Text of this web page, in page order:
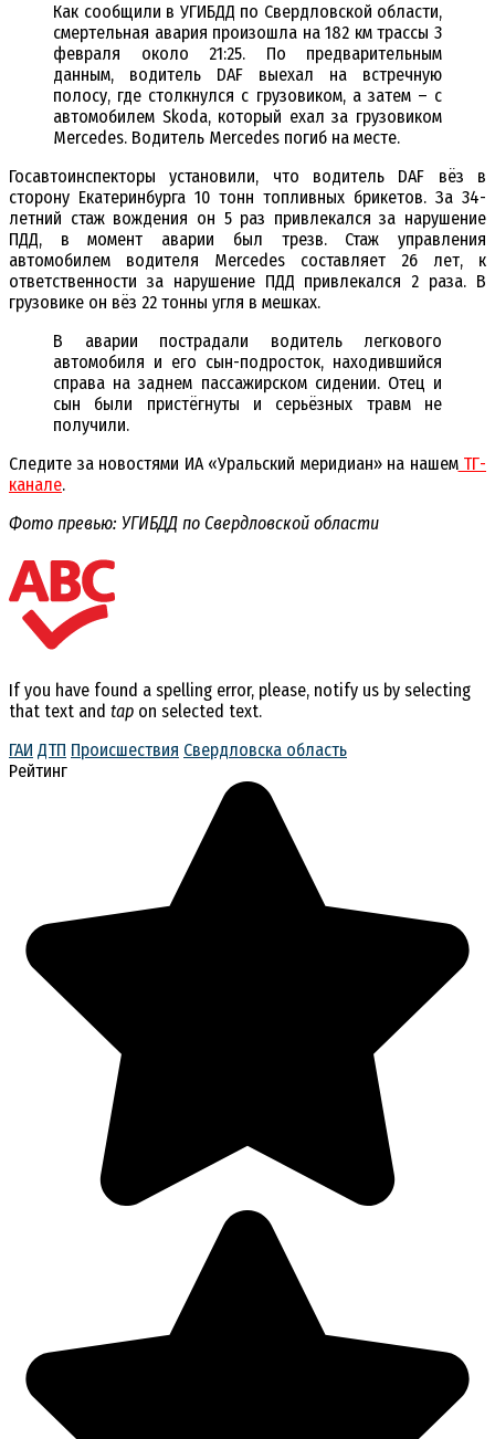
Как сообщили в УГИБДД по Свердловской области,
смертельная авария произошла на 182 км трассы 3
февраля около 21:25. По предварительным
данным, водитель DAF выехал на встречную
полосу, где столкнулся с грузовиком, а затем – с
автомобилем Skoda, который ехал за грузовиком
Mercedes. Водитель Mercedes погиб на месте.
Госавтоинспекторы установили, что водитель DAF вёз в
сторону Екатеринбурга 10 тонн топливных брикетов. За 34-
летний стаж вождения он 5 раз привлекался за нарушение
ПДД, в момент аварии был трезв. Стаж управления
автомобилем водителя Mercedes составляет 26 лет, к
ответственности за нарушение ПДД привлекался 2 раза. В
грузовике он вёз 22 тонны угля в мешках.
В аварии пострадали водитель легкового
автомобиля и его сын-подросток, находившийся
справа на заднем пассажирском сидении. Отец и
сын были пристёгнуты и серьёзных травм не
получили.
Следите за новостями ИА «Уральский меридиан» на нашемТГ-
канале.
Фото превью: УГИБДД по Свердловской области
If you have found a spelling error, please, notify us by selecting
that text and tap on selected text.
ГАИ ДТП Происшествия Свердловска область
Рейтинг